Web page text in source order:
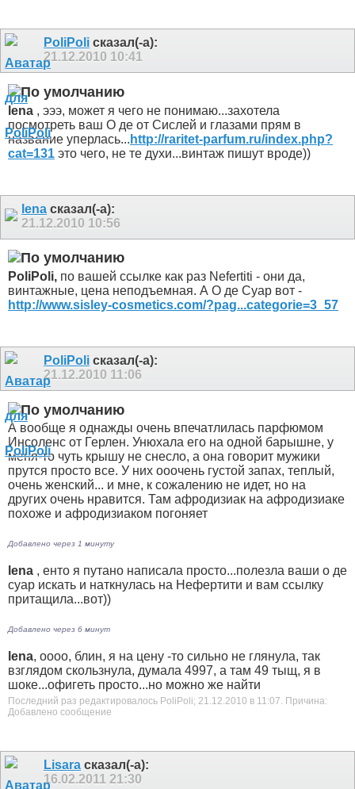
PoliPoli сказал(-а):
21.12.2010 10:41
lena , эээ, может я чего не понимаю...захотела
посмотреть ваш О де от Сислей и глазами прям в
название уперлась... http://raritet-parfum.ru/index.php?
cat=131 это чего, не те духи...винтаж пишут вроде))
lena сказал(-а):
21.12.2010 10:56
PoliPoli, по вашей ссылке как раз Nefertiti - они да,
винтажные, цена неподъемная. А О де Суар вот -
http://www.sisley-cosmetics.com/?pag...categorie=3_57
PoliPoli сказал(-а):
21.12.2010 11:06
А вообще я однажды очень впечатлилась парфюмом
Инсоленс от Герлен. Унюхала его на одной барышне, у
меня-то чуть крышу не снесло, а она говорит мужики
прутся просто все. У них ооочень густой запах, теплый,
очень женский... и мне, к сожалению не идет, но на
других очень нравится. Там афродизиак на афродизиаке
похоже и афродизиаком погоняет
Добавлено через 1 минуту
lena , енто я путано написала просто...полезла ваши о де
суар искать и наткнулась на Нефертити и вам ссылку
притащила...вот))
Добавлено через 6 минут
lena, оооо, блин, я на цену -то сильно не глянула, так
взглядом скользнула, думала 4997, а там 49 тыщ, я в
шоке...офигеть просто...но можно же найти
Последний раз редактировалось PoliPoli; 21.12.2010 в 11:07 Причина:
Добавлено сообщение
Lisara сказал(-а):
16.02.2011 21:30